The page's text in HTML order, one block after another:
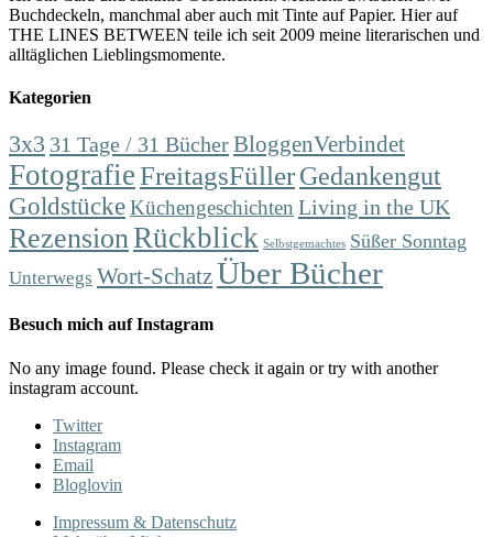
Buchdeckeln, manchmal aber auch mit Tinte auf Papier. Hier auf
THE LINES BETWEEN teile ich seit 2009 meine literarischen und
alltäglichen Lieblingsmomente.
Kategorien
3x3 31 Tage / 31 BücherBloggenVerbindet
FotografieFreitagsFüllerGedankengut
GoldstückeKüchengeschichten Living in the UK
RezensionRückblick Selbstgemachtes Süßer Sonntag
Unterwegs Wort-SchatzÜber Bücher
Besuch mich auf Instagram
No any image found. Please check it again or try with another
instagram account.
Twitter
Instagram
Email
Bloglovin
Impressum & Datenschutz